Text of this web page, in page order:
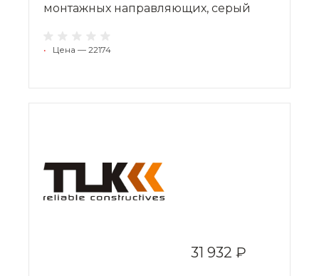
монтажных направляющих, серый
• Цена — 22174
31 932 ₽